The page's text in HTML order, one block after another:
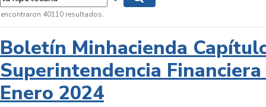
encontraron 40110 resultados.
Boletín Minhacienda
Superintendencia
Enero 2024